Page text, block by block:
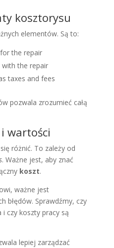
kosztorysu
elementów. Są to:
for the repair
with the repair
taxes and fees
pozwala zrozumieć całą
wartości
różnić. To zależy od
. Ważne jest, aby znać
koszt.
ważne jest
błędów. Sprawdźmy, czy
i czy koszty pracy są
lepiej zarządzać